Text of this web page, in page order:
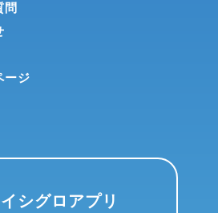
問
ージ
イシグロアプリ